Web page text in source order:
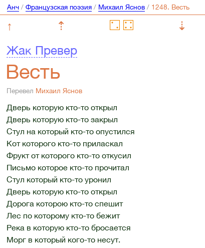
Анч/ Французская поэзия/ Михаил Яснов/
↑ ⇡ ⇣
Жак Превер
Весть
Перевел Михаил Яснов
Дверь которую кто-то открыл
Дверь которую кто-то закрыл
Стул на который кто-то опустился
Кот которого кто-то приласкал
Фрукт от которого кто-то откусил
Письмо которое кто-то прочитал
Стул который кто-то уронил
Дверь которую кто-то открыл
Дорога которою кто-то спешит
Лес по которому кто-то бежит
Река в которую кто-то бросается
Морг в который кого-то несут.